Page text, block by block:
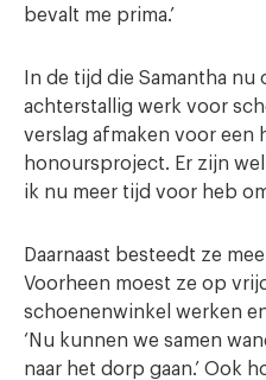
bevalt me prima.’
In de tijd die Samantha
achterstallig werk voor
verslag afmaken voor een
honoursproject. Er zijn
ik nu meer tijd voor heb
Daarnaast besteedt ze
Voorheen moest ze op
schoenenwinkel werken
‘Nu kunnen we samen
naar het dorp gaan.’ Ook